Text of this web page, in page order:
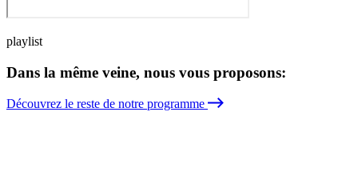
playlist
Dans la même veine, nous vous proposons:
Découvrez le reste de notre programme